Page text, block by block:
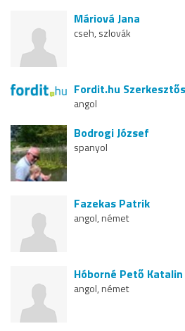
Máriová Jana
cseh, szlovák
Fordit.hu
angol
Bodrogi József
spanyol
Fazekas Patrik
angol, német
Hóborné Pető Katalin
angol, német